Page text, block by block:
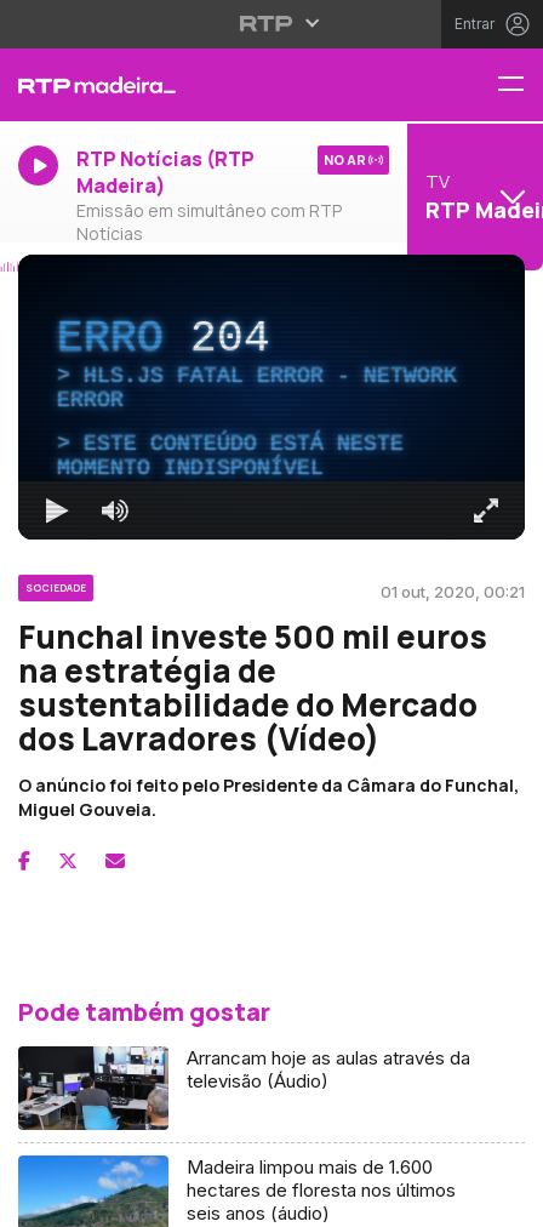
Entrar
RTP Notícias (RTP
Madeira)
Emissão em simultâneo com RTP
Notícias
NO AR
TV
RTP
ERRO204
HLS.JS FATAL ERROR - NETWORK
ERROR
ESTE CONTEÚDO ESTÁ NESTE
MOMENTO INDISPONÍVEL
SOCIEDADE 01 out, 2020, 00:21
Funchal investe 500 mil euros
na estratégia de
sustentabilidade do Mercado
dos Lavradores (Vídeo)
O anúncio foi feito pelo Presidente da Câmara do Funchal,
Miguel Gouveia.
Pode também gostar
Arrancam hoje as aulas através da
televisão (Áudio)
Madeira limpou mais de 1.600
hectares de floresta nos últimos
seis anos (áudio)